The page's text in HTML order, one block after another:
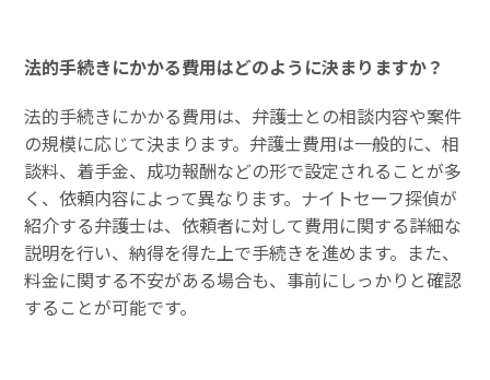
法的手続きにかかる費用はどのように決まりますか？
法的手続きにかかる費用は、弁護士との相談内容や案件
の規模に応じて決まります。弁護士費用は一般的に、相
談料、着手金、成功報酬などの形で設定されることが多
く、依頼内容によって異なります。ナイトセーフ探偵が
紹介する弁護士は、依頼者に対して費用に関する詳細な
説明を行い、納得を得た上で手続きを進めます。また、
料金に関する不安がある場合も、事前にしっかりと確認
することが可能です。